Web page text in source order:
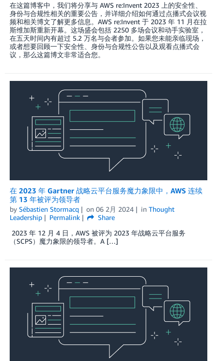
在这篇博客中，我们将分享与 AWS re:Invent 2023 上的安全性、
身份与合规性相关的重要公告，并详细介绍如何通过点播式会议视
频和相关博文了解更多信息。AWS re:Invent 于 2023 年 11 月在拉
斯维加斯重新开幕。这场盛会包括 2250 多场会议和动手实验室，
在五天时间内有超过 5.2 万名与会者参加。如果您未能亲临现场，
或者想要回顾一下安全性、身份与合规性公告以及观看点播式会
议，那么这篇博文非常适合您。
在 2023 年 Gartner 战略云平台服务魔力象限中，AWS 连续
第 13 年被评为领导者
by Sébastien Stormacq on 06 2月 2024 in Thought
Leadership
Permalink
Share
2023 年 12 月 4 日，AWS 被评为 2023 年战略云平台服务
（SCPS）魔力象限的领导者。A […]